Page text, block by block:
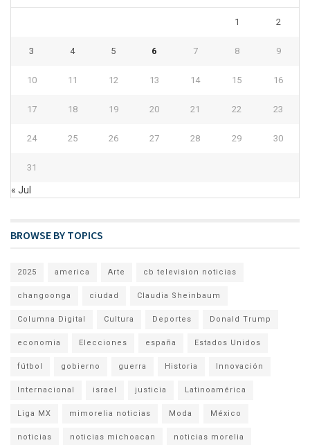
1 2
3 4 5 6 7 8 9
10 11 12 13 14 15 16
17 18 19 20 21 22 23
24 25 26 27 28 29 30
31
« Jul
BROWSE BY TOPICS
2025 america Arte cb television noticias
changoonga ciudad Claudia Sheinbaum
Columna Digital Cultura Deportes Donald Trump
economia Elecciones españa Estados Unidos
fútbol gobierno guerra Historia Innovación
Internacional israel justicia Latinoamérica
Liga MX mimorelia noticias Moda México
noticias noticias michoacan noticias morelia